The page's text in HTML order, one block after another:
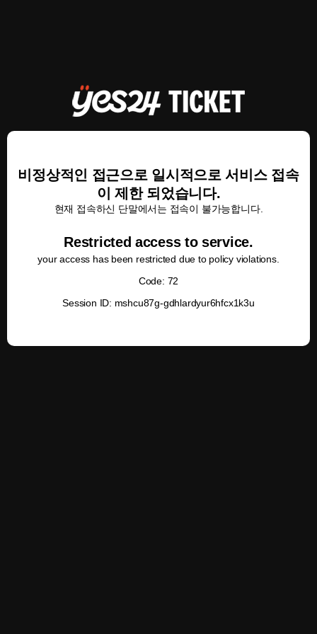
비정상적인 접근으로 일시적으로 서비스 접속
이 제한 되었습니다.
현재 접속하신 단말에서는 접속이 불가능합니다.
Restricted access to service.
your access has been restricted due to policy violations.
Code: 72
Session ID: mshcu87g-gdhlardyur6hfcx1k3u